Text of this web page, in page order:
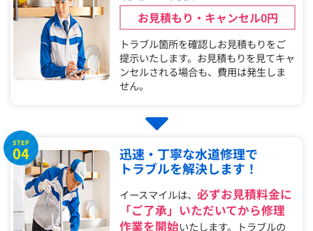
お見積もり・キャンセル0円
トラブル箇所を確認しお見積もりをご
提示いたします。お見積もりを見てキャ
ンセルされる場合も、費用は発生しま
せん。
STEP
04
迅速・丁寧な水道修理で
トラブルを解決します！
イースマイルは、必ずお見積料金に
「ご了承」いただいてから修理
作業を開始いたします。トラブルの